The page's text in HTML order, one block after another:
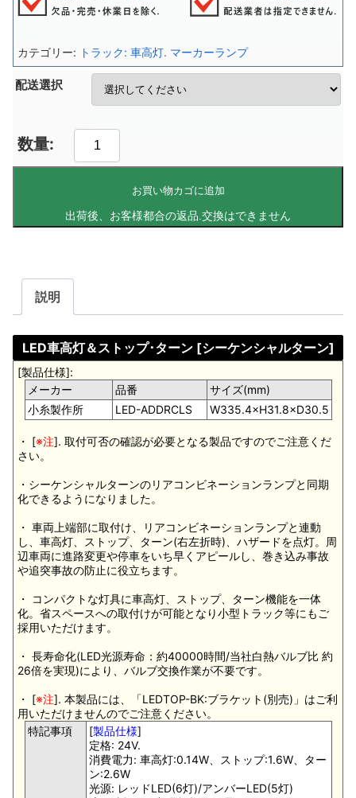
配送選択
お買い物カゴに追加
カテゴリー: トラック: 車高灯. マーカーランプ
説明
LED車高灯＆ストップ･ターン [シーケンシャルターン]
[製品仕様]:
メーカー
品番
サイズ(mm)
小糸製作所
LED-ADDRCLS W335.4×H31.8×D30.5
・ [※注]. 取付可否の確認が必要となる製品ですのでご注意くだ
さい。
・シーケンシャルターンのリアコンビネーションランプと同期
化できるようになりました。
・ 車両上端部に取付け、リアコンビネーションランプと連動
し、車高灯、ストップ、ターン(右左折時)、ハザードを点灯。周
辺車両に進路変更や停車をいち早くアピールし、巻き込み事故
や追突事故の防止に役立ちます。
・ コンパクトな灯具に車高灯、ストップ、ターン機能を一体
化。省スペースへの取付けが可能となり小型トラック等にもご
採用いただけます。
・ 長寿命化(LED光源寿命：約40000時間/当社白熱バルブ比 約
26倍を実現)により、バルブ交換作業が不要です。
・ [※注]. 本製品には、「LEDTOP-BK:ブラケット(別売)」はご利
用いただけませんのでご注意ください。
特記事項
[製品仕様]
定格: 24V.
消費電力: 車高灯:0.14W、ストップ:1.6W、ター
ン:2.6W
光源: レッドLED(6灯)/アンバーLED(5灯)